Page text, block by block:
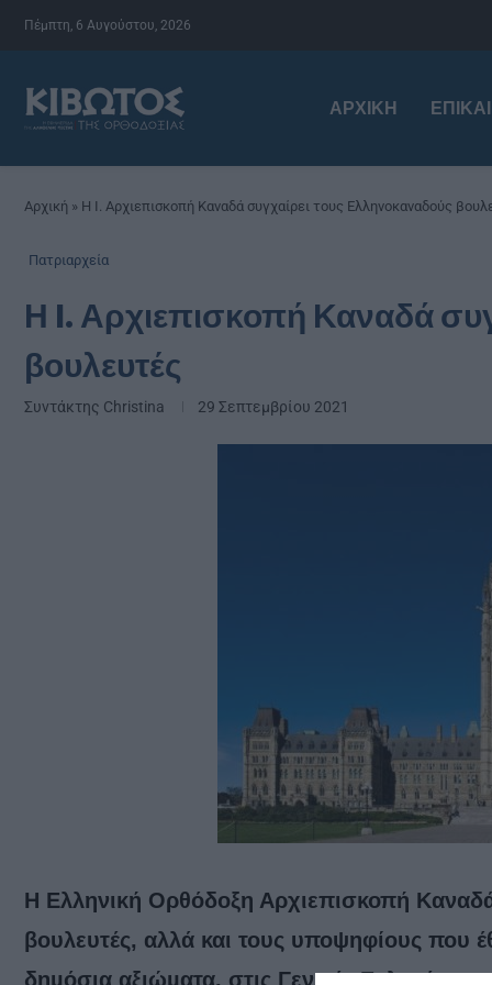
Πέμπτη, 6 Αυγούστου, 2026
ΑΡΧΙΚΉ
Αρχική » Η I. Αρχιεπισκοπή Καναδά συγχαίρει τους Ελληνοκαναδούς
Πατριαρχεία
Η I. Αρχιεπισκοπή Καναδά
βουλευτές
Συντάκτης Christina 29 Σεπτεμβρίου 2021
Η Ελληνική Ορθόδοξη Αρχιεπισκοπή
βουλευτές, αλλά και τους υποψηφίους που
δηµόσια αξιώµατα, στις Γενικές Εκλογές